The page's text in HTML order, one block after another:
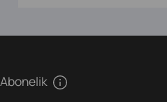
Abonelik